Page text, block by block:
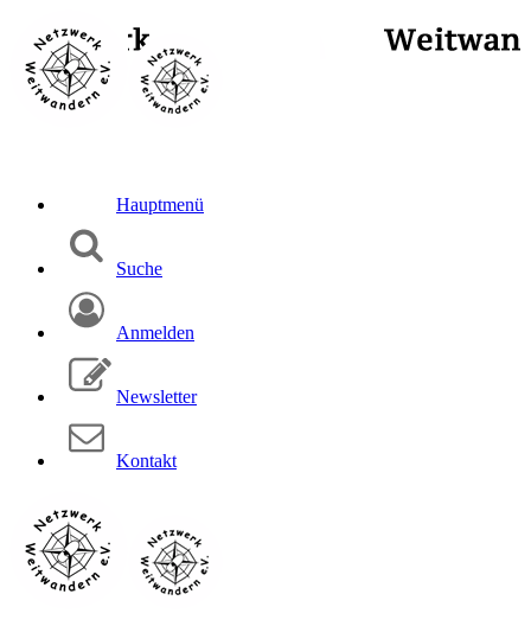
Hauptmenü
Suche
Anmelden
Newsletter
Kontakt